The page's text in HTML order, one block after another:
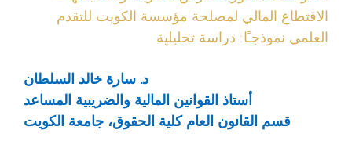
الاقتطاع المالي لمصلحة مؤسسة الكويت للتقدم
العلمي نموذجـًا: دراسة تحليلية
د. سارة خالد السلطان
أستاذ القوانين المالية والضريبية المساعد
قسم القانون العام كلية الحقوق، جامعة الكويت